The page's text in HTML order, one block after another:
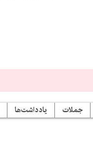
جملات یادداشت‌ها